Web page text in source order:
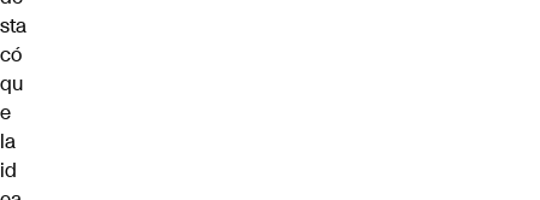
sta
có
qu
e
la
id